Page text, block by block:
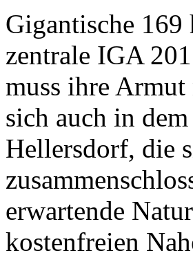
Gigantische
zentrale IGA
muss ihre
sich auch in
Hellersdorf, die
erwartende
kostenfreien